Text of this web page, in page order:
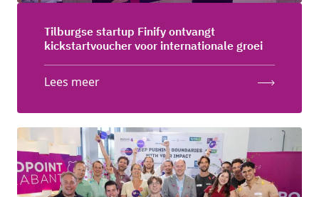
Tilburgse startup Finify ontvangt
kickstartvoucher voor internationale groei
Lees meer